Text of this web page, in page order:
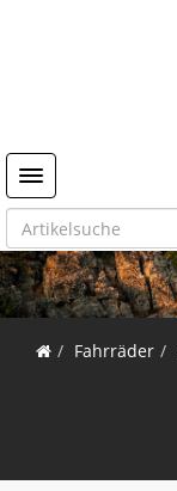
Toggle navigation
Fahrräder